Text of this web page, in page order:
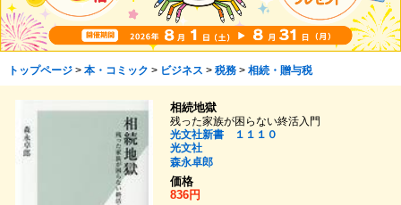
トップページ> 本・コミック > ビジネス > 税務> 相続・贈与税
相続地獄
残った家族が困らない終活入門
光文社新書 １１１０
光文社
森永卓郎
価格
836円